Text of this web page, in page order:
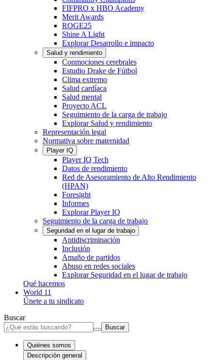
FIFPRO x HBO Academy
Merit Awards
ROGE25
Shine A Light
Explorar Desarrollo e impacto
Salud y rendimiento
Conmociones cerebrales
Estudio Drake de Fútbol
Clima extremo
Salud cardíaca
Salud mental
Proyecto ACL
Seguimiento de la carga de trabajo
Explorar Salud y rendimiento
Representación legal
Normativa sobre maternidad
Player IQ
Player IQ Tech
Datos de rendimiento
Red de Asesoramiento de Alto Rendimiento
(HPAN)
Foresight
Informes
Explorar Player IQ
Seguimiento de la carga de trabajo
Seguridad en el lugar de trabajo
Antidiscriminación
Inclusión
Amaño de partidos
Abuso en redes sociales
Explorar Seguridad en el lugar de trabajo
Qué hacemos
World 11
Únete a tu sindicato
Buscar
Buscar
Quiénes somos
Descripción general